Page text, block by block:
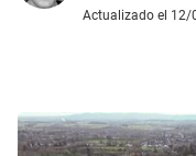
Actualizado el 12/